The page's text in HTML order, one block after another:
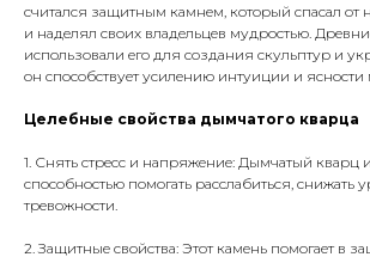
считался защитным камнем, который спасал от
и наделял своих владельцев мудростью. Д
использовали его для создания скульптур и
он способствует усилению интуиции и ясности
Целебные свойства дымчатого кварца
1. Снять стресс и напряжение: Дымчатый кварц
способностью помогать расслабиться, снижать
тревожности.
2. Защитные свойства: Этот камень помогает в